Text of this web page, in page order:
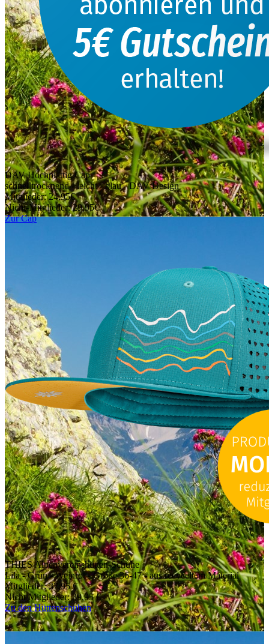
DAV Hochplattig Cap
schnelltrocknend - leicht - blau - DAV Design
Mitglieder: 24,95€
Nicht-Mitglieder: 29,95€
Zur Cap
THIES Alpenvereinshütten-Schuhe
Lila - Grün - Weinrot - Größe 36-47 - aus recyceltem Material
Mitglieder: 37,95 €
Nicht Mitglieder: 39,95 €
Zu den Hüttenschuhen